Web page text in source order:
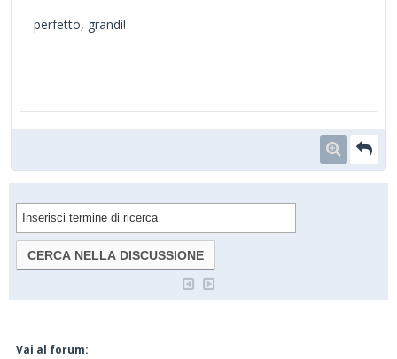
perfetto, grandi!
Vai al forum: